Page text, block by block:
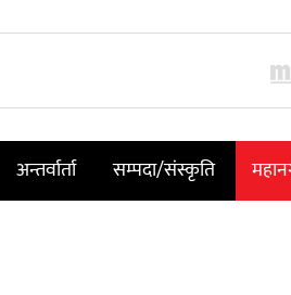
अन्तर्वार्ता सम्पदा/संस्कृति